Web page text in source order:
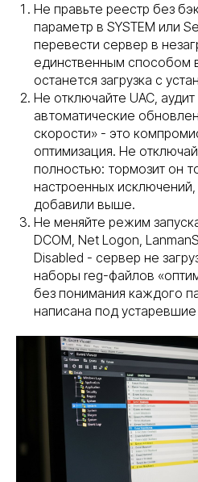
Не правьте реестр без
параметр в SYSTEM или
перевести сервер в
единственным способом
останется загрузка с
Не отключайте UAC,
автоматические
скорости» - это
оптимизация. Не
полностью: тормозит он
настроенных
добавили выше.
Не меняйте режим
DCOM, Net Logon,
Disabled - сервер не
наборы reg-файлов
без понимания каждого
написана под